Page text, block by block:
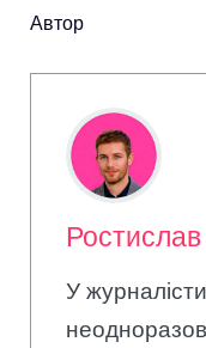
Автор
У